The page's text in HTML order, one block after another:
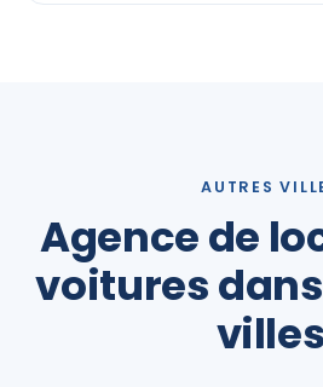
AUTRES
Agence de
voitures
villes